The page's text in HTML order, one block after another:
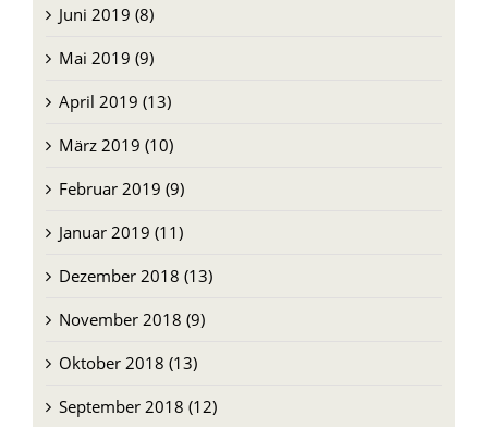
Juli 2019 (9)
Juni 2019 (8)
Mai 2019 (9)
April 2019 (13)
März 2019 (10)
Februar 2019 (9)
Januar 2019 (11)
Dezember 2018 (13)
November 2018 (9)
Oktober 2018 (13)